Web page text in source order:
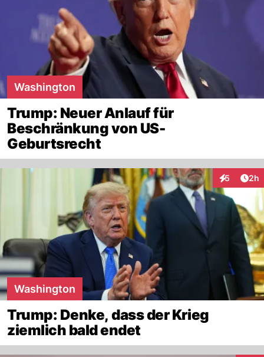
Washington
Trump: Neuer Anlauf für
Beschränkung von US-
Geburtsrecht
5 2h
Washington
Trump: Denke, dass der Krieg
ziemlich bald endet